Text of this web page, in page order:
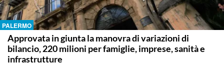
PALERMO
Approvata in giunta la manovra di variazioni di
bilancio, 220 milioni per famiglie, imprese, sanità e
infrastrutture